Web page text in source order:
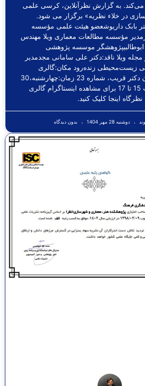
می‌کند. به گزارش نظرآنلاین، کرسی علمی
در خلاء نظریه» برگزار می شود.
بابک داریوشعضو هیئت علمی مؤسسه
مؤسسه مطالعات معماری ویلا مهندس
ابوطالبیپژوهشگر موسسه پژوهشی
ویلا ناقد:دکتر علی سامانی مجدمدیر
زیست‌محیطی زنده‌رود مکان:گالری
نظرگاهتهران، خیابان دکتر قریب، شماره 23 زمان:چهارشنبه،30
مهر 1404ساعت 15 تا 17 برای مشاهده اینستاگرام گالری
نظرگاه اینجا کلیک کنید.
دوشنبه 28 مهر 1404 بدون دیدگاه